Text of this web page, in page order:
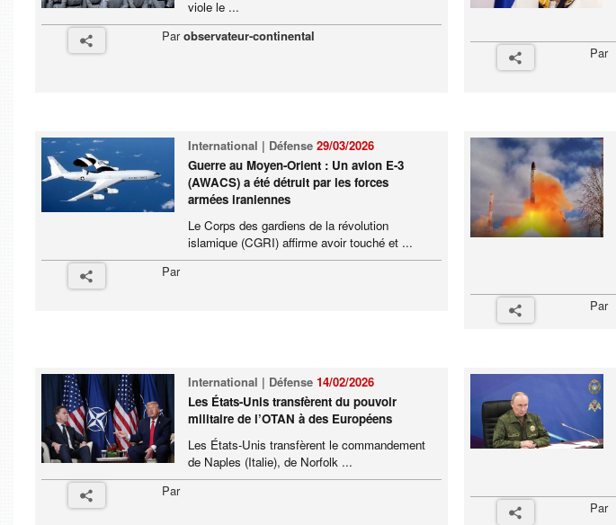
viole le ...
Parobservateur-continental
Par
International | Défense29/03/2026
Guerre au Moyen-Orient : Un avion E-3
(AWACS) a été détruit par les forces
armées iraniennes
Le Corps des gardiens de la révolution
islamique (CGRI) affirme avoir touché et ...
Par
Par
International | Défense14/02/2026
Les États-Unis transfèrent du pouvoir
militaire de l’OTAN à des Européens
Les États-Unis transfèrent le commandement
de Naples (Italie), de Norfolk ...
Par
Par